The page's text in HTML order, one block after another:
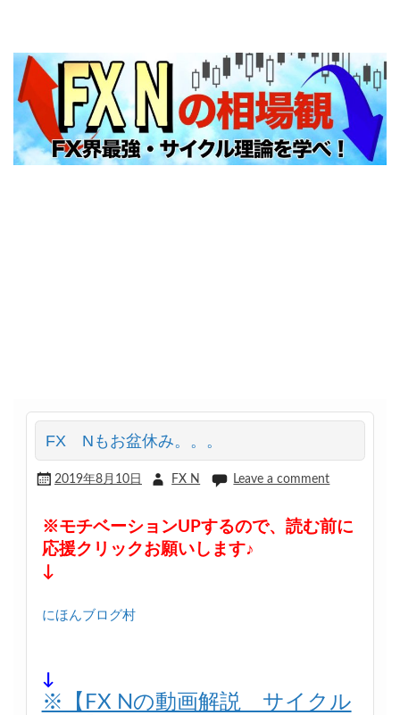
FX Nもお盆休み。。。
2019年8月10日 FX N Leave a comment
※モチベーションUPするので、読む前に
応援クリックお願いします♪
↓
にほんブログ村
↓
※【FX Nの動画解説 サイクル